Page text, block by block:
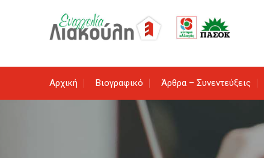
Αρχική Βιογραφικό Άρθρα – Συνεντεύξεις